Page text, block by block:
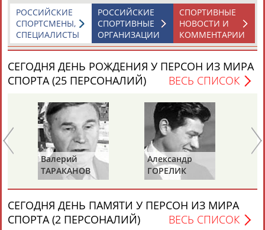
СПОРТИВНЫЕ
НОВОСТИ И
КОММЕНТАРИИ
РОССИЙСКИЕ
СПОРТИВНЫЕ
ОРГАНИЗАЦИИ
РОССИЙСКИЕ
СПОРТСМЕНЫ,
СПЕЦИАЛИСТЫ
СЕГОДНЯ ДЕНЬ РОЖДЕНИЯ У ПЕРСОН ИЗ МИРА
СПОРТА (25 ПЕРСОНАЛИЙ)
ВЕСЬ СПИСОК
Валерий
ТАРАКАНОВ
Александр
ГОРЕЛИК
СЕГОДНЯ ДЕНЬ ПАМЯТИ У ПЕРСОН ИЗ МИРА
СПОРТА (2 ПЕРСОНАЛИЙ)
ВЕСЬ СПИСОК